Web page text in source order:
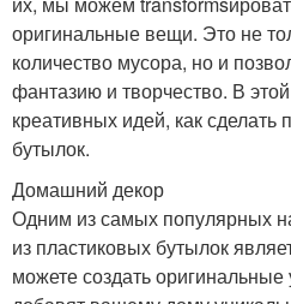
оригинальные вещи. Это не
количество мусора, но и
фантазию и творчество. В
креативных идей, как сделать
бутылок.
Домашний декор
Одним из самых популярных
из пластиковых бутылок
можете создать